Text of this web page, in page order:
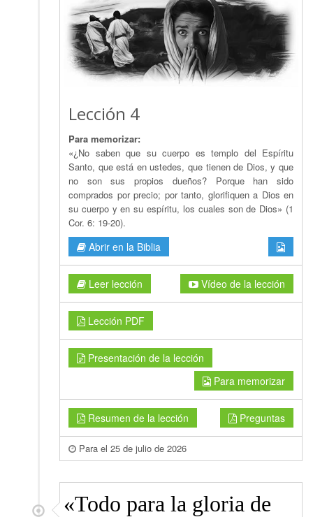
Lección 4
Para memorizar:
«¿No saben que su cuerpo es templo del Espíritu
Santo, que está en ustedes, que tienen de Dios, y que
no son sus propios dueños? Porque han sido
comprados por precio; por tanto, glorifiquen a Dios en
su cuerpo y en su espíritu, los cuales son de Dios» (1
Cor. 6: 19-20).
Abrir en la Biblia
Leer lección Vídeo de la lección
Lección PDF
Presentación de la lección
Para memorizar
Resumen de la lección Preguntas
Para el 25 de julio de 2026
«Todo para la gloria de